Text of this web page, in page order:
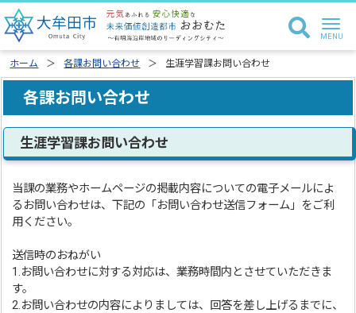
ホーム 各課お問い合わせ 生涯学習課お問い合わせ
各課お問い合わせ
生涯学習課お問い合わせ
当課の業務やホームページの掲載内容についての電子メールによ
るお問い合わせは、下記の「お問い合わせ送信フォーム」をご利
用ください。
送信時のおねがい
1.お問い合わせに対する対応は、業務時間内とさせていただきま
す。
2.お問い合わせの内容によりましては、回答を差し上げるまでに、